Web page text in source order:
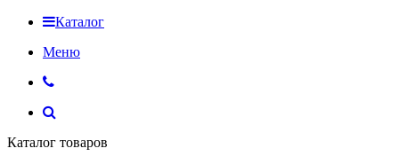
Каталог
Меню
Каталог товаров